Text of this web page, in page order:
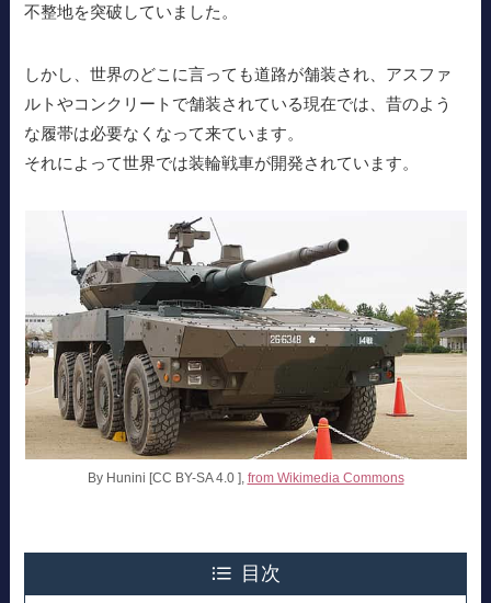
不整地を突破していました。
しかし、世界のどこに言っても道路が舗装され、アスファ
ルトやコンクリートで舗装されている現在では、昔のよう
な履帯は必要なくなって来ています。
それによって世界では装輪戦車が開発されています。
By Hunini [CC BY-SA 4.0 ], from Wikimedia Commons
目次